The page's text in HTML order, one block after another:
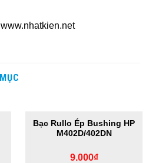
HẾT HÀNG
Bạc Rullo Ép Bushing HP
M402D/402DN
9.000₫